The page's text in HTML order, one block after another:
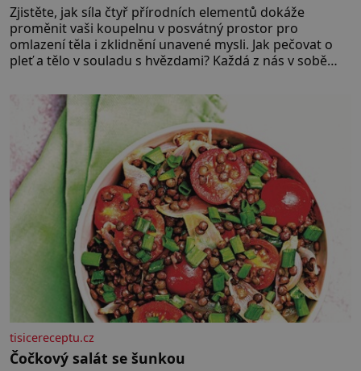
Zjistěte, jak síla čtyř přírodních elementů dokáže
proměnit vaši koupelnu v posvátný prostor pro
omlazení těla i zklidnění unavené mysli. Jak pečovat o
pleť a tělo v souladu s hvězdami? Každá z nás v sobě
povaze, ale i v potřebách naší pokožky. Ohnivá znamení
Ženy narozené ve znamení Berana, Lva a Střelce v sobě
nesou žár, odvahu a neutuchající elán. Vaše
tisicereceptu.cz
Čočkový salát se šunkou